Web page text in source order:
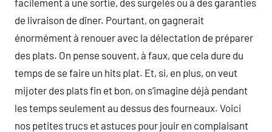
facilement à une sortie, des surgelés ou à des garanties
de livraison de dîner. Pourtant, on gagnerait
énormément à renouer avec la délectation de préparer
des plats. On pense souvent, à faux, que cela dure du
temps de se faire un hits plat. Et, si, en plus, on veut
mijoter des plats fin et bon, on s’imagine déjà pendant
les temps seulement au dessus des fourneaux. Voici
nos petites trucs et astuces pour jouir en complaisant